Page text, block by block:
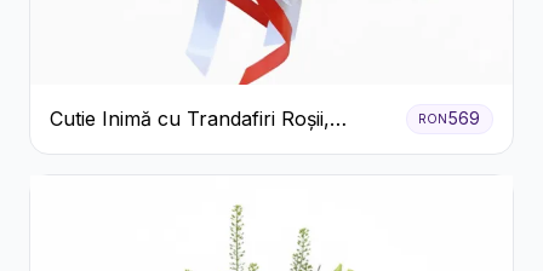
Cutie Inimă cu Trandafiri Roșii,
Crizanteme Albe și Bomboane
Raffaello
RON569